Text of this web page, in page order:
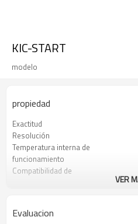
KIC-START
modelo
propiedad
Exactitud
Resolución
Temperatura interna de
funcionamiento
Compatibilidad de
VER
Evaluacion